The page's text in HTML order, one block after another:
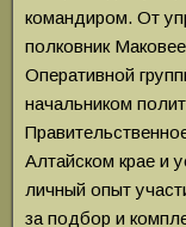
командиром. От
полковник
Оперативной
начальником
Алтайском крае и
личный опыт
за подбор и